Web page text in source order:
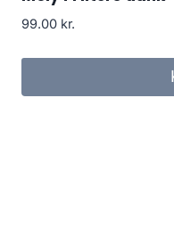
99.00 kr.